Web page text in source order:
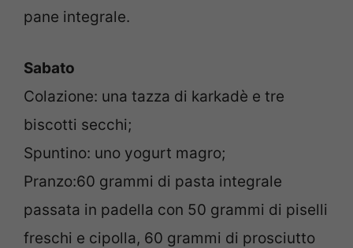
pane integrale.
Sabato
Colazione: una tazza di karkadè e tre
biscotti secchi;
Spuntino: uno yogurt magro;
Pranzo:60 grammi di pasta integrale
passata in padella con 50 grammi di piselli
freschi e cipolla, 60 grammi di prosciutto